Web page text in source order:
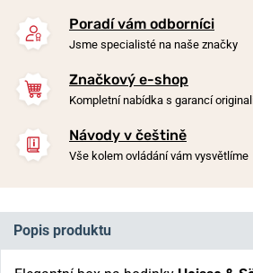
Poradí vám odborníci
Jsme specialisté na naše značky
Značkový e-shop
Kompletní nabídka s garancí
Návody v češtině
Vše kolem ovládání vám vysvětlíme
Popis produktu